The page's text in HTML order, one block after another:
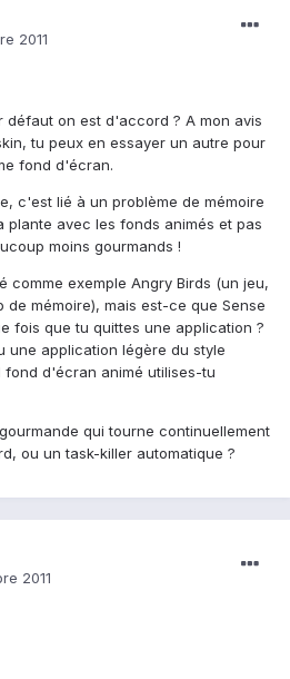
2011
défaut on est d'accord ? A mon avis
tu peux en essayer un autre pour
fond d'écran.
c'est lié à un problème de mémoire
plante avec les fonds animés et pas
moins gourmands !
comme exemple Angry Birds (un jeu,
mémoire), mais est-ce que Sense
fois que tu quittes une application ?
une application légère du style
fond d'écran animé utilises-tu
qui tourne continuellement
ou un task-killer automatique ?
2011